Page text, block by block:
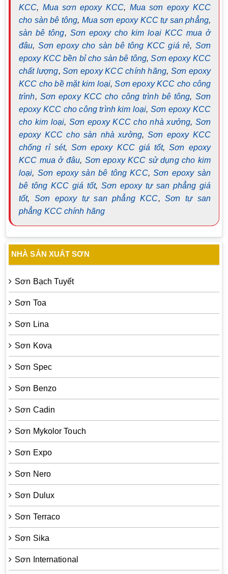
KCC, Mua sơn epoxy KCC, Mua sơn epoxy KCC
cho sàn bê tông, Mua sơn epoxy KCC tự san phẳng,
sàn bê tông, Sơn epoxy cho kim loại KCC mua ở
đâu, Sơn epoxy cho sàn bê tông KCC giá rẻ, Sơn
epoxy KCC bền bỉ cho sàn bê tông,Sơn epoxy KCC
chất lượng,Sơn epoxy KCC chính hãng, Sơn epoxy
KCC cho bề mặt kim loại,Sơn epoxy KCC cho công
trình, Sơn epoxy KCC cho công trình bê tông, Sơn
epoxy KCC cho công trình kim loại, Sơn epoxy KCC
cho kim loại,Sơn epoxy KCC cho nhà xưởng, Sơn
epoxy KCC cho sàn nhà xưởng,Sơn epoxy KCC
chống rỉ sét, Sơn epoxy KCC giá tốt,Sơn epoxy
KCC mua ở đâu, Sơn epoxy KCC sử dụng cho kim
loại, Sơn epoxy sàn bê tông KCC,Sơn epoxy sàn
bê tông KCC giá tốt, Sơn epoxy tự san phẳng giá
tốt, Sơn epoxy tự san phẳng KCC,Sơn tự san
phẳng KCC chính hãng
NHÀ SẢN XUẤT SƠN
Sơn Bạch Tuyết
Sơn Toa
Sơn Lina
Sơn Kova
Sơn Spec
Sơn Benzo
Sơn Cadin
Sơn Mykolor Touch
Sơn Expo
Sơn Nero
Sơn Dulux
Sơn Terraco
Sơn Sika
Sơn International